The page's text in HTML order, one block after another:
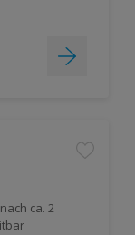
ca. 2